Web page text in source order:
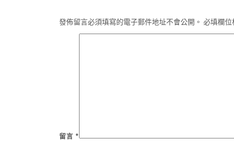
發佈留言必須填寫的電子郵件地址不會公開。 必填欄位
留言 *